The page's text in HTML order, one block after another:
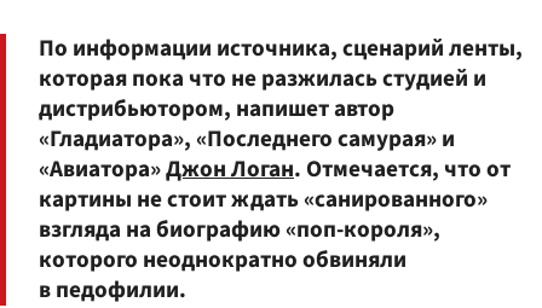
По информации источника, сценарий ленты,
которая пока что не разжилась студией и
дистрибьютором, напишет автор
«Гладиатора», «Последнего самурая» и
«Авиатора»Джон Логан. Отмечается, что от
картины не стоит ждать «санированного»
взгляда на биографию «поп-короля»,
которого неоднократно обвиняли
в педофилии.